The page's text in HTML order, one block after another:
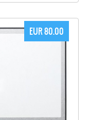
EUR 80.00